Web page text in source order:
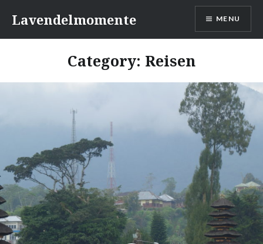
content
Lavendelmomente MENU
Category: Reisen